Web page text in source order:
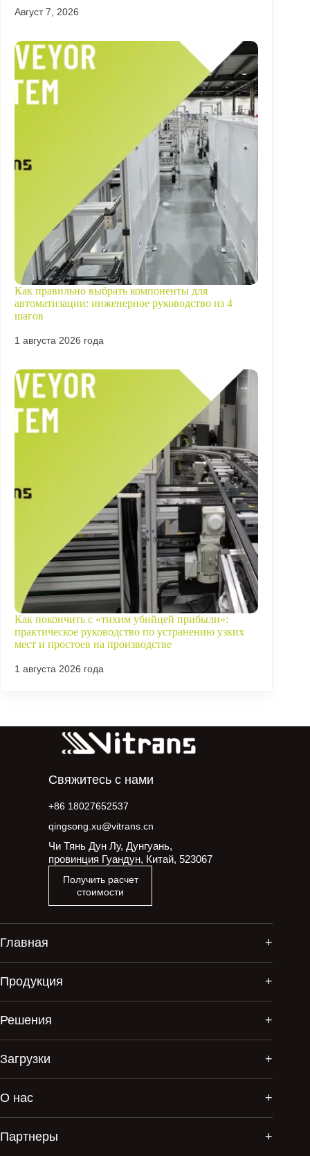
Август 7, 2026
Как правильно выбрать компоненты для
автоматизации: инженерное руководство из 4
шагов
1 августа 2026 года
Как покончить с «тихим убийцей прибыли»:
практическое руководство по устранению узких
мест и простоев на производстве
1 августа 2026 года
Свяжитесь с нами
+86 18027652537
qingsong.xu@vitrans.cn
Чи Тянь Дун Лу, Дунгуань,
провинция Гуандун, Китай, 523067
Получить расчет
стоимости
Главная
Продукция
Решения
Загрузки
О нас
Партнеры